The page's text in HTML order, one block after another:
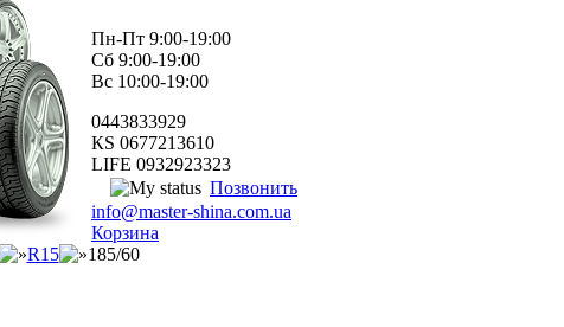
Пн-Пт 9:00-19:00
Сб 9:00-19:00
Вс 10:00-19:00
0443833929
КS 0677213610
LIFE 0932923323
Позвонить
info@master-shina.com.ua
Корзина
R15 185/60